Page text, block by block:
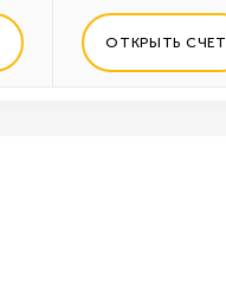
ОТКРЫТЬ СЧЕТ